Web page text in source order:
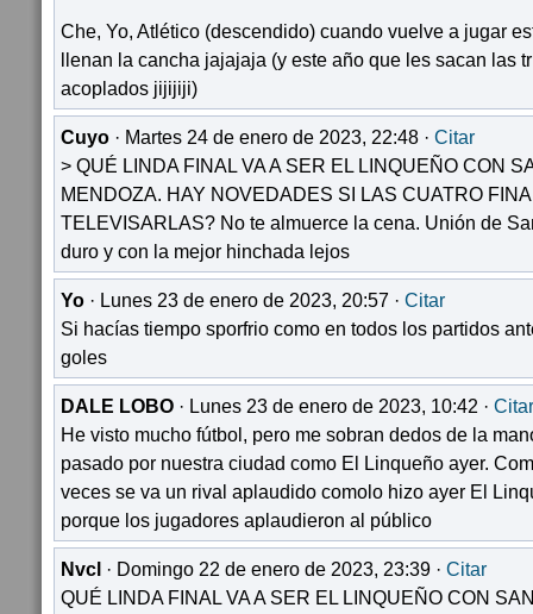
Che, Yo, Atlético (descendido) cuando vuelve a jugar
llenan la cancha jajajaja (y este año que les sacan las
acoplados jijijiji)
Cuyo · Martes 24 de enero de 2023, 22:48 · Citar
> QUÉ LINDA FINAL VA A SER EL LINQUEÑO CON
MENDOZA. HAY NOVEDADES SI LAS CUATRO
TELEVISARLAS? No te almuerce la cena. Unión de
duro y con la mejor hinchada lejos
Yo · Lunes 23 de enero de 2023, 20:57 · Citar
Si hacías tiempo sporfrio como en todos los partidos
goles
DALE LOBO · Lunes 23 de enero de 2023, 10:42 · Citar
He visto mucho fútbol, pero me sobran dedos de la
pasado por nuestra ciudad como El Linqueño ayer.
veces se va un rival aplaudido comolo hizo ayer El
porque los jugadores aplaudieron al público
Nvcl · Domingo 22 de enero de 2023, 23:39 · Citar
QUÉ LINDA FINAL VA A SER EL LINQUEÑO CON